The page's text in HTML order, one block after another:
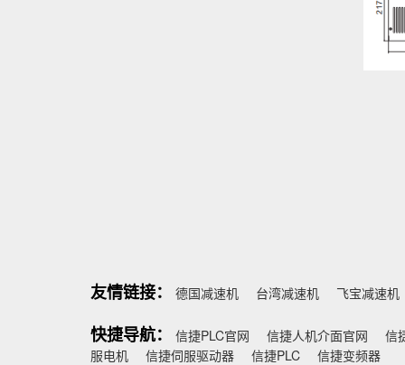
友情链接： 德国减速机 台湾减速机 飞宝减速机
快捷导航： 信捷PLC官网 信捷人机介面官网
信
服电机
信捷伺服驱动器 信捷PLC 信捷变频器